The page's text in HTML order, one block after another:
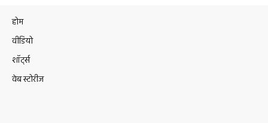
होम
वीडियो
शॉर्ट्स
वेब स्टोरीज